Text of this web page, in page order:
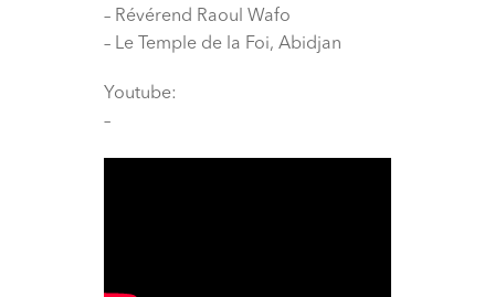
– Révérend Raoul Wafo
– Le Temple de la Foi, Abidjan
Youtube:
–